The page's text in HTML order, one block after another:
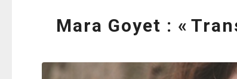
Mara Goyet : «